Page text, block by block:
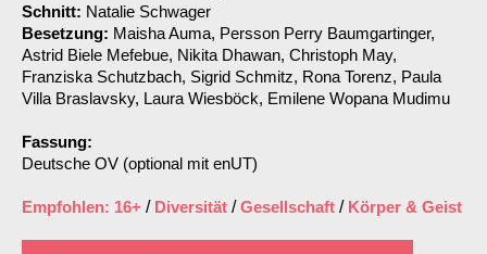
Schnitt: Natalie Schwager
Besetzung: Maisha Auma, Persson Perry Baumgartinger,
Astrid Biele Mefebue, Nikita Dhawan, Christoph May,
Franziska Schutzbach, Sigrid Schmitz, Rona Torenz, Paula
Villa Braslavsky, Laura Wiesböck, Emilene Wopana Mudimu
Fassung:
Deutsche OV (optional mit enUT)
Empfohlen: 16+ / Diversität /Gesellschaft / Körper & Geist